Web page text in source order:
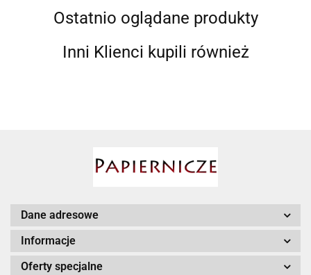
Ostatnio oglądane produkty
Inni Klienci kupili również
Dane adresowe
Informacje
Oferty specjalne